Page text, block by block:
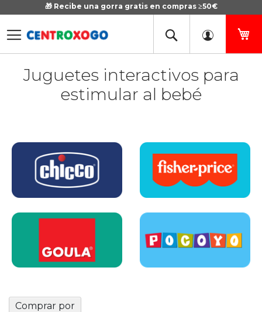
🎁 Recibe una gorra gratis en compras ≥50€
Ir
Juguetes interactivos para
estimular al bebé
Comprar por